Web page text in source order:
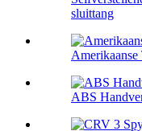
sluittang
Amerikaanse
ABS